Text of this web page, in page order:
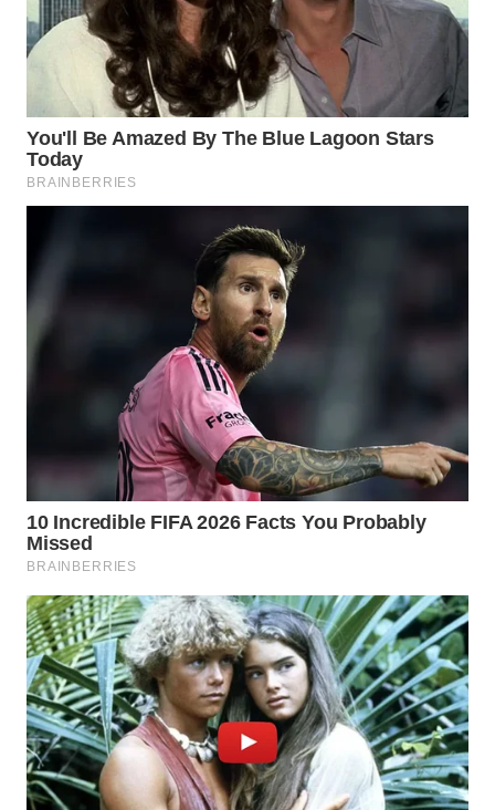
LIKUPANG
LABUANBAJO
WN
BORNEO
Group
WAHANA
WAHANA
ADVOKAT
WAHANA
INFRASTRUKTUR
WAHANA
KONSUMEN
WAHANA
LISTRIK